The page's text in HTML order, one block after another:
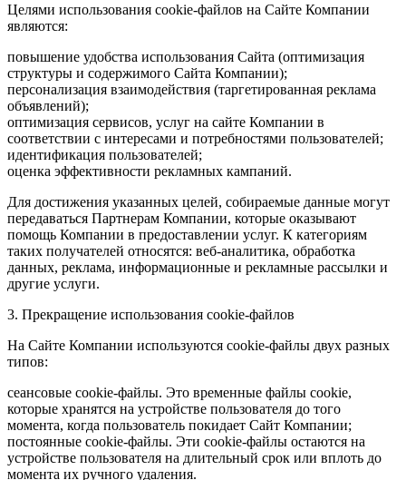
Целями использования cookie-файлов на Сайте Компании
являются:
повышение удобства использования Сайта (оптимизация
структуры и содержимого Сайта Компании);
персонализация взаимодействия (таргетированная реклама
объявлений);
оптимизация сервисов, услуг на сайте Компании в
соответствии с интересами и потребностями пользователей;
идентификация пользователей;
оценка эффективности рекламных кампаний.
Для достижения указанных целей, собираемые данные могут
передаваться Партнерам Компании, которые оказывают
помощь Компании в предоставлении услуг. К категориям
таких получателей относятся: веб-аналитика, обработка
данных, реклама, информационные и рекламные рассылки и
другие услуги.
3. Прекращение использования cookie-файлов
На Сайте Компании используются cookie-файлы двух разных
типов:
сеансовые cookie-файлы. Это временные файлы cookie,
которые хранятся на устройстве пользователя до того
момента, когда пользователь покидает Сайт Компании;
постоянные cookie-файлы. Эти cookie-файлы остаются на
устройстве пользователя на длительный срок или вплоть до
момента их ручного удаления.